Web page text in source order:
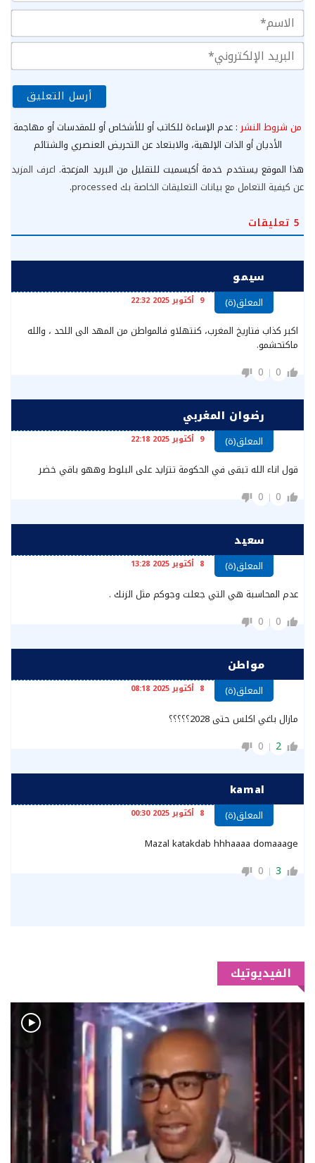
من شروط النشر: عدم الإساءة للكاتب أو للأشخاص أو للمقدسات أو مهاجمة
الأديان أو الذات الإلهية، والابتعاد عن التحريض العنصري والشتائم
هذا الموقع يستخدم خدمة أكيسميت للتقليل من البريد المزعجة. اعرف المزيد
عن كيفية التعامل مع بيانات التعليقات الخاصة بك processed
.
5 تعليقات
سيمو
المعلق(ة) 9 أكتوبر 2025 22:32
اكبر كذاب فتاريخ المغرب، كنتهلاو فالمواطن من المهد الى اللحد ، والله
ماكتحشمو.
0
0
رضوان المغربي
المعلق(ة) 9 أكتوبر 2025 22:18
قول اناء الله تبقى في الحكومة تتزايد على البلوط وههو باقي خضر
0
0
سعيد
المعلق(ة) 8 أكتوبر 2025 13:28
عدم المحاسبة هي التي جعلت وجوكم مثل الزنك .
0
0
مواطن
المعلق(ة) 8 أكتوبر 2025 08:18
مازال باغي اكلس حتى 2028؟؟؟؟؟
2
0
kamal
المعلق(ة) 8 أكتوبر 2025 00:30
Mazal katakdab hhhaaaa domaaage
3
0
الفيديوتيك